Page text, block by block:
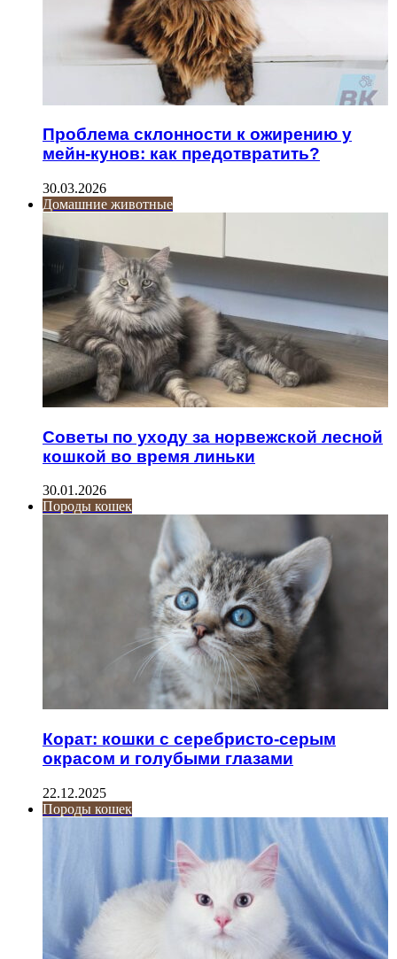
Проблема склонности к ожирению у
мейн-кунов: как предотвратить?
30.03.2026
Домашние животные
Советы по уходу за норвежской лесной
кошкой во время линьки
30.01.2026
Породы кошек
Корат: кошки с серебристо-серым
окрасом и голубыми глазами
22.12.2025
Породы кошек